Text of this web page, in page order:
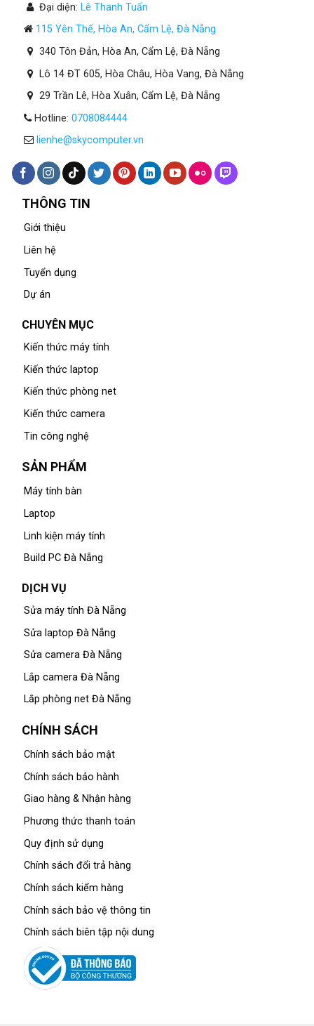
Đại diện: Lê Thanh Tuấn
115 Yên Thế, Hòa An, Cẩm Lệ, Đà Nẵng
340 Tôn Đản, Hòa An, Cẩm Lệ, Đà Nẵng
Lô 14 ĐT 605, Hòa Châu, Hòa Vang, Đà Nẵng
29 Trần Lê, Hòa Xuân, Cẩm Lệ, Đà Nẵng
Hotline: 0708084444
lienhe@skycomputer.vn
THÔNG TIN
Giới thiệu
Liên hệ
Tuyển dụng
Dự án
CHUYÊN MỤC
Kiến thức máy tính
Kiến thức laptop
Kiến thức phòng net
Kiến thức camera
Tin công nghệ
SẢN PHẨM
Máy tính bàn
Laptop
Linh kiện máy tính
Build PC Đà Nẵng
DỊCH VỤ
Sửa máy tính Đà Nẵng
Sửa laptop Đà Nẵng
Sửa camera Đà Nẵng
Lắp camera Đà Nẵng
Lắp phòng net Đà Nẵng
CHÍNH SÁCH
Chính sách bảo mật
Chính sách bảo hành
Giao hàng & Nhận hàng
Phương thức thanh toán
Quy định sử dụng
Chính sách đổi trả hàng
Chính sách kiểm hàng
Chính sách bảo vệ thông tin
Chính sách biên tập nội dung